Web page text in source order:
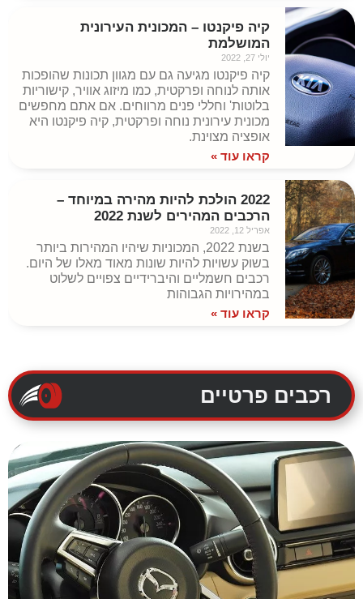
קיה פיקנטו – המכונית העירונית
המושלמת
יולי 27, 2022
קיה פיקנטו מגיעה גם עם מגוון תכונות שהופכות
אותה לנוחה ופרקטית, כמו מיזוג אוויר, קישוריות
בלוטות' וחללי פנים מרווחים. אם אתם מחפשים
מכונית עירונית נוחה ופרקטית, קיה פיקנטו היא
אופציה מצוינת.
קראו עוד »
2022 הולכת להיות מהירה במיוחד –
הרכבים המהירים לשנת 2022
אפריל 12, 2022
בשנת 2022, המכוניות שיהיו המהירות ביותר
בשוק עשויות להיות שונות מאוד מאלו של היום.
רכבים חשמליים והיברידיים צפויים לשלוט
במהירויות הגבוהות
קראו עוד »
רכבים פרטיים